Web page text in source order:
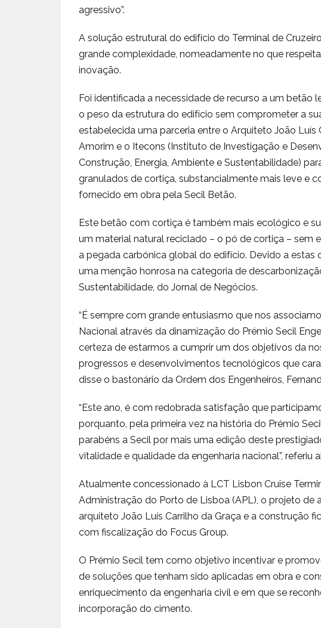
agressivo”.
A solução estrutural do edifício do Terminal de
grande complexidade, nomeadamente no que
inovação.
Foi identificada a necessidade de recurso a um betão
o peso da estrutura do edifício sem comprometer a
estabelecida uma parceria entre o Arquiteto João Luís
Amorim e o Itecons (Instituto de Investigação e
Construção, Energia, Ambiente e Sustentabilidade)
granulados de cortiça, substancialmente mais leve e
fornecido em obra pela Secil Betão.
Este betão com cortiça é também mais ecológico e
um material natural reciclado – o pó de cortiça – sem
a pegada carbónica global do edifício. Devido a estas
uma menção honrosa na categoria de
Sustentabilidade, do Jornal de Negócios.
“É sempre com grande entusiasmo que nos
Nacional através da dinamização do Prémio Secil
certeza de estarmos a cumprir um dos objetivos da
progressos e desenvolvimentos tecnológicos que
disse o bastonário da Ordem dos Engenheiros,
“Este ano, é com redobrada satisfação que
porquanto, pela primeira vez na história do Prémio
parabéns a Secil por mais uma edição deste
vitalidade e qualidade da engenharia nacional”, referiu
Atualmente concessionado à LCT Lisbon Cruise
Administração do Porto de Lisboa (APL), o projeto de
arquiteto João Luís Carrilho da Graça e a construção
com fiscalização do Focus Group.
O Prémio Secil tem como objetivo incentivar e
de soluções que tenham sido aplicadas em obra e
enriquecimento da engenharia civil e em que se
incorporação do cimento.